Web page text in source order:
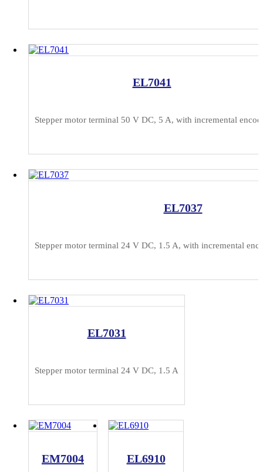
EL7041
Stepper motor terminal 50 V DC, 5 A, with incremental
EL7037
Stepper motor terminal 24 V DC, 1.5 A, with incremental
EL7031
Stepper motor terminal 24 V DC, 1.5 A
EM7004 EL6910